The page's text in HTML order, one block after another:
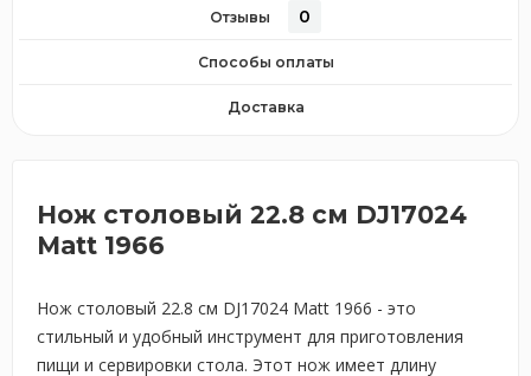
Отзывы 0
Способы оплаты
Доставка
Нож столовый 22.8 см DJ17024
Matt 1966
Нож столовый 22.8 см DJ17024 Matt 1966 - это
стильный и удобный инструмент для приготовления
пищи и сервировки стола. Этот нож имеет длину